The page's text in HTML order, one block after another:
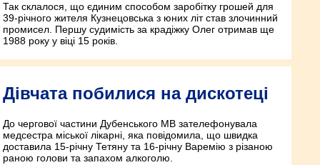
Так склалося, що єдиним способом заробітку грошей для
39-річного жителя Кузнецовська з юних літ став злочинний
промисел. Першу судимість за крадіжку Олег отримав ще
1988 року у віці 15 років.
Дівчата побилися на дискотеці
До чергової частини Дубенського МВ зателефонувала
медсестра міської лікарні, яка повідомила, що швидка
доставила 15-річну Тетяну та 16-річну Варемію з різаною
раною голови та запахом алкоголю.